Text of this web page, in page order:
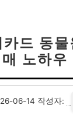
카드 동
노하우
06-14 작성자: